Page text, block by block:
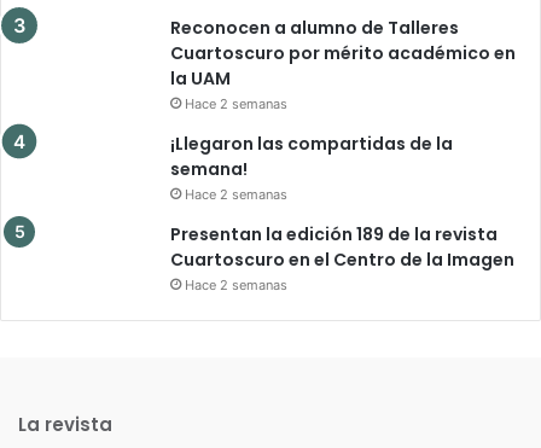
Reconocen a alumno de Talleres
Cuartoscuro por mérito académico en
la UAM
Hace 2 semanas
¡Llegaron las compartidas de la
semana!
Hace 2 semanas
Presentan la edición 189 de la revista
Cuartoscuro en el Centro de la Imagen
Hace 2 semanas
La revista